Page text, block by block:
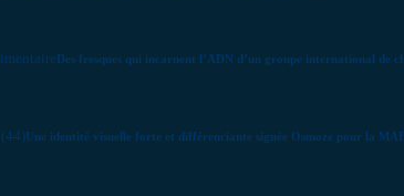
Des fresques qui incarnent l’ADN d’un groupe international de
Une identité visuelle forte et différenciante signée Osmoze pour la